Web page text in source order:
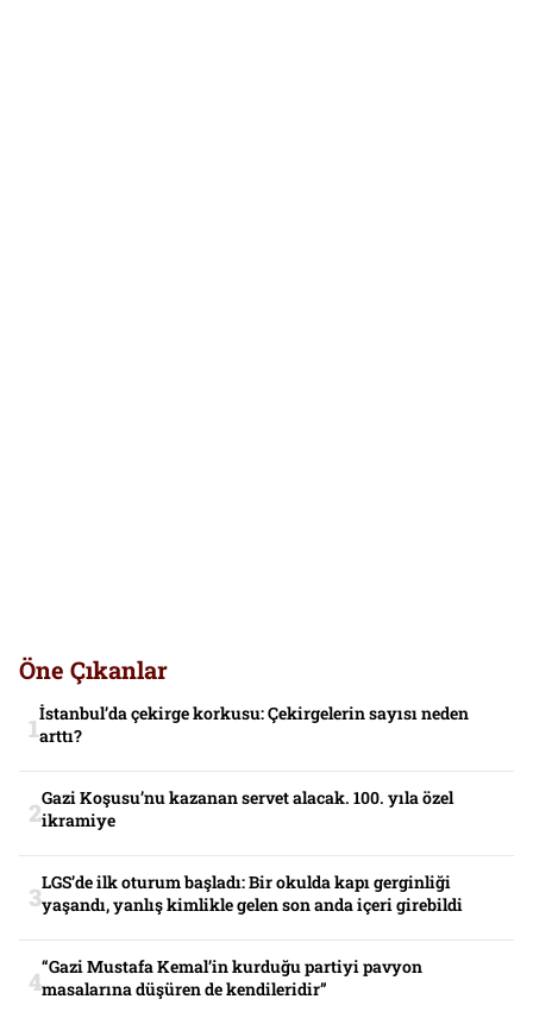
Öne Çıkanlar
İstanbul’da çekirge korkusu: Çekirgelerin sayısı neden
arttı?
Gazi Koşusu’nu kazanan servet alacak. 100. yıla özel
ikramiye
LGS’de ilk oturum başladı: Bir okulda kapı gerginliği
yaşandı, yanlış kimlikle gelen son anda içeri girebildi
“Gazi Mustafa Kemal’in kurduğu partiyi pavyon
masalarına düşüren de kendileridir”